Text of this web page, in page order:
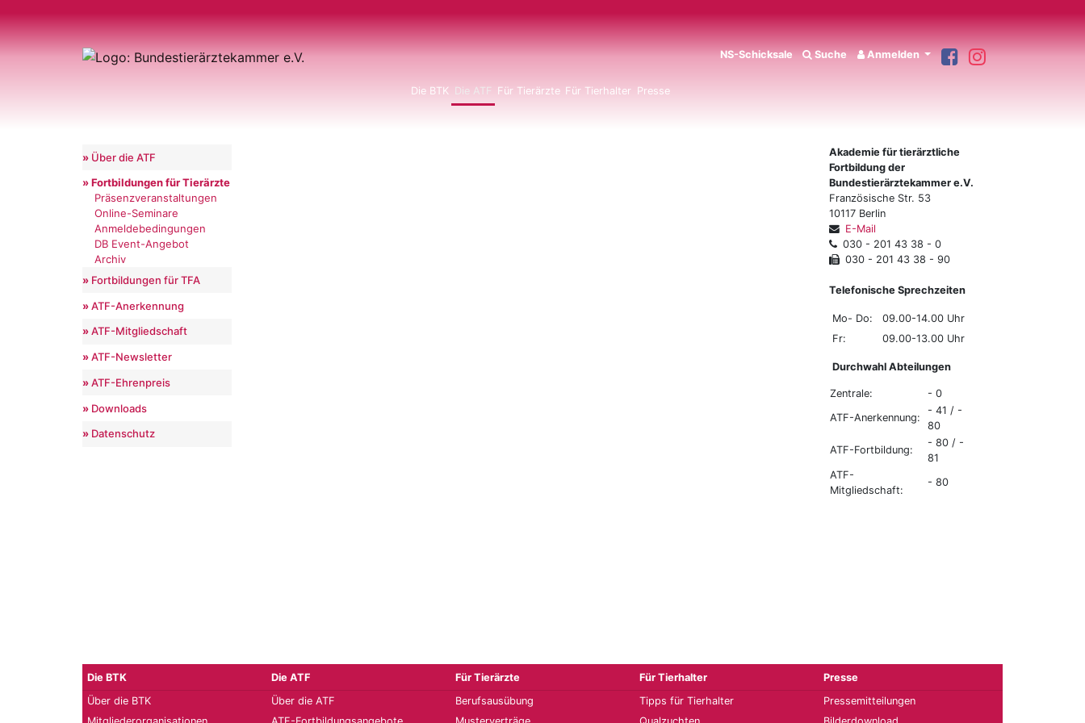
NS-Schicksale Suche Anmelden
Die BTK Die ATF Für Tierärzte Für Tierhalter Presse
Über die ATF
Fortbildungen für Tierärzte
Präsenzveranstaltungen
Online-Seminare
Anmeldebedingungen
DB Event-Angebot
Archiv
Fortbildungen für TFA
ATF-Anerkennung
ATF-Mitgliedschaft
ATF-Newsletter
ATF-Ehrenpreis
Downloads
Datenschutz
Akademie für tierärztliche
Fortbildung der
Bundestierärztekammer e.V.
Französische Str. 53
10117 Berlin
E-Mail
030 - 201 43 38 - 0
030 - 201 43 38 - 90
Telefonische Sprechzeiten
Mo- Do:
09.00-14.00 Uhr
Fr:
09.00-13.00 Uhr
Durchwahl Abteilungen
Zentrale:
- 0
ATF-Anerkennung:
- 41 / -
80
ATF-Fortbildung:
- 80 / -
81
ATF-
Mitgliedschaft:
- 80
Die BTK
Über die BTK
Die ATF
Über die ATF
Für Tierärzte
Berufsausübung
Für Tierhalter
Tipps für Tierhalter
Presse
Pressemitteilungen